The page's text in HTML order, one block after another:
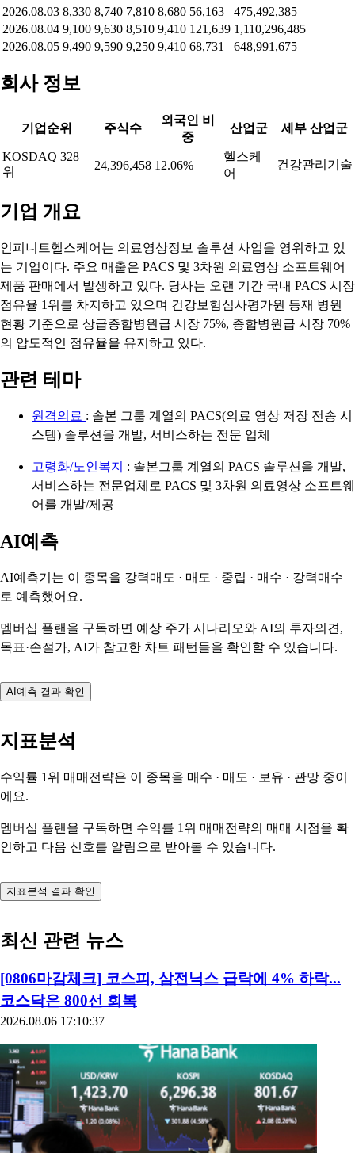
2026.08.03 8,330 8,740 7,810 8,680 56,163
475,492,385
2026.08.04 9,100 9,630 8,510 9,410 121,639 1,110,296,485
2026.08.05 9,490 9,590 9,250 9,410 68,731 648,991,675
회사 정보
기업순위 주식수
외국인 비
중
산업군 세부 산업군
KOSDAQ 328
위
24,396,458 12.06%
헬스케
어
건강관리기술
기업 개요
인피니트헬스케어는 의료영상정보 솔루션 사업을 영위하고 있
는 기업이다. 주요 매출은 PACS 및 3차원 의료영상 소프트웨어
제품 판매에서 발생하고 있다. 당사는 오랜 기간 국내 PACS 시장
점유율 1위를 차지하고 있으며 건강보험심사평가원 등재 병원
현황 기준으로 상급종합병원급 시장 75%, 종합병원급 시장 70%
의 압도적인 점유율을 유지하고 있다.
관련 테마
원격의료 : 솔본 그룹 계열의 PACS(의료 영상 저장 전송 시
스템) 솔루션을 개발, 서비스하는 전문 업체
고령화/노인복지 : 솔본그룹 계열의 PACS 솔루션을 개발,
서비스하는 전문업체로 PACS 및 3차원 의료영상 소프트웨
어를 개발/제공
AI예측
AI예측기는 이 종목을 강력매도 · 매도 · 중립 · 매수 · 강력매수
로 예측했어요.
멤버십 플랜을 구독하면 예상 주가 시나리오와 AI의 투자의견,
목표·손절가, AI가 참고한 차트 패턴들을 확인할 수 있습니다.
AI예측 결과 확인
지표분석
수익률 1위 매매전략은 이 종목을 매수 · 매도 · 보유 · 관망 중이
에요.
멤버십 플랜을 구독하면 수익률 1위 매매전략의 매매 시점을 확
인하고 다음 신호를 알림으로 받아볼 수 있습니다.
지표분석 결과 확인
최신 관련 뉴스
[0806마감체크] 코스피, 삼전닉스 급락에 4% 하락...
코스닥은 800선 회복
2026.08.06 17:10:37